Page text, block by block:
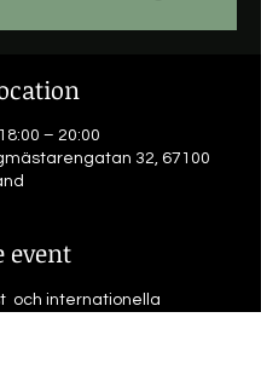
– 20:00
32, 67100
event
och internationella